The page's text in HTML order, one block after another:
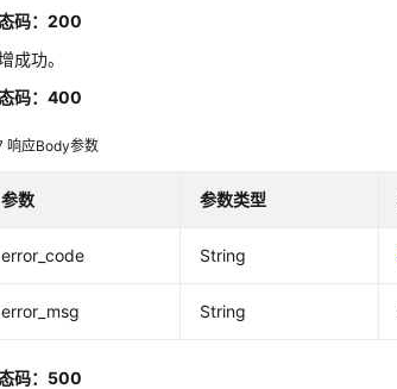
码：200
成功。
码：400
响应Body参数
参数 参数类型
error_code String
error_msg String
码：500